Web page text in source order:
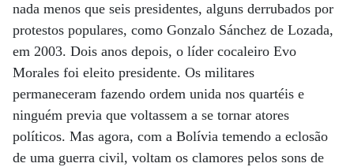
nada menos que seis presidentes, alguns derrubados por
protestos populares, como Gonzalo Sánchez de Lozada,
em 2003. Dois anos depois, o líder cocaleiro Evo
Morales foi eleito presidente. Os militares
permaneceram fazendo ordem unida nos quartéis e
ninguém previa que voltassem a se tornar atores
políticos. Mas agora, com a Bolívia temendo a eclosão
de uma guerra civil, voltam os clamores pelos sons de